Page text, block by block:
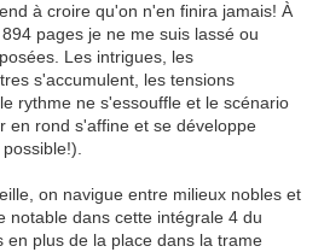
à croire qu'on n'en finira jamais! À
pages je ne me suis lassé ou
Les intrigues, les
s'accumulent, les tensions
rythme ne s'essouffle et le scénario
en rond s'affine et se développe
on navigue entre milieux nobles et
notable dans cette intégrale 4 du
en plus de la place dans la trame